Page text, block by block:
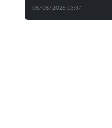
08/08/2026 03:37